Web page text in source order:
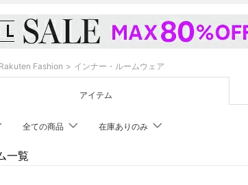
Rakuten Fashion インナー・ルームウェア
アイテム
全ての商品 在庫ありのみ
一覧